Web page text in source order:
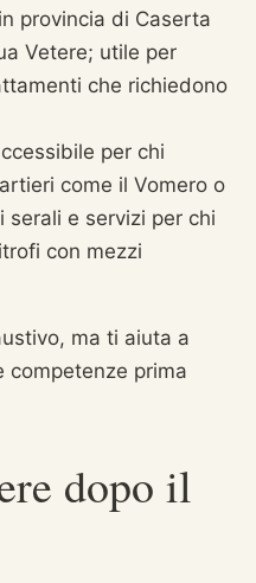
provincia di Caserta
Vetere; utile per
che richiedono
per chi
come il Vomero o
serali e servizi per chi
con mezzi
ma ti aiuta a
competenze prima
dopo il